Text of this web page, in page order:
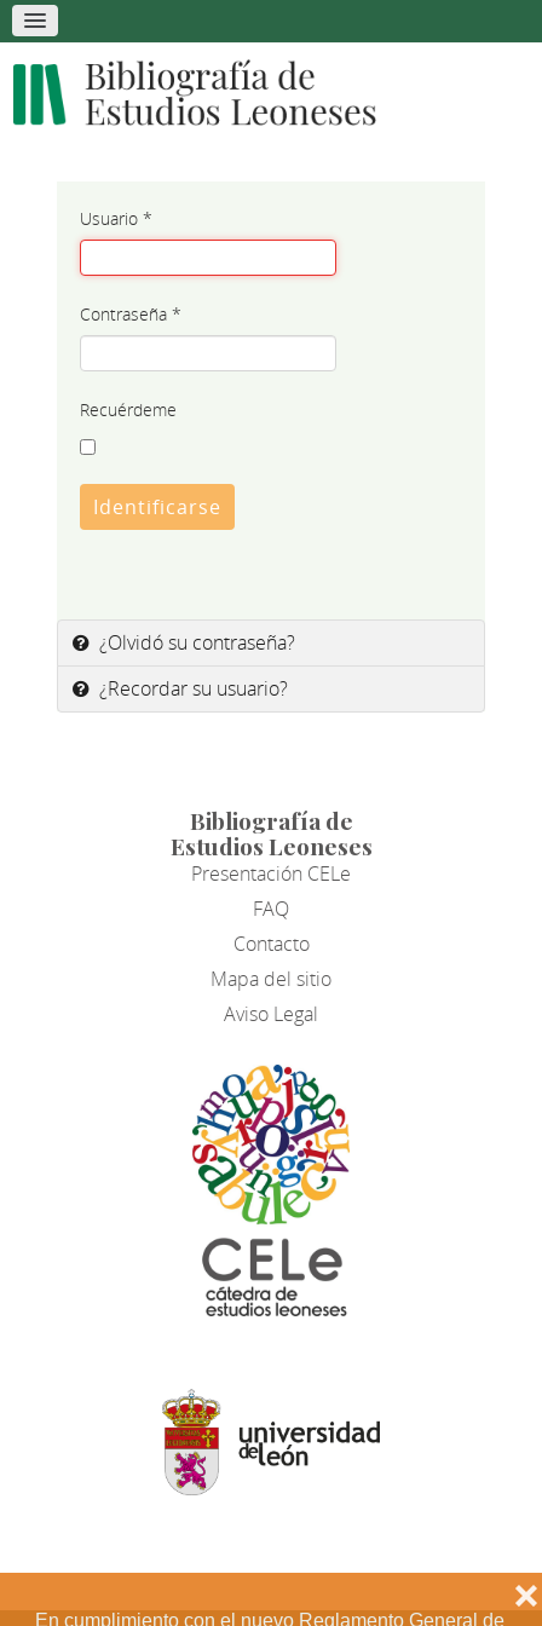
En cumplimiento con el nuevo Reglamento General de
❌
Usuario*
Contraseña*
Recuérdeme
Identificarse
¿Olvidó su contraseña?
¿Recordar su usuario?
Bibliografía de
Estudios Leoneses
Presentación CELe
FAQ
Contacto
Mapa del sitio
Aviso Legal